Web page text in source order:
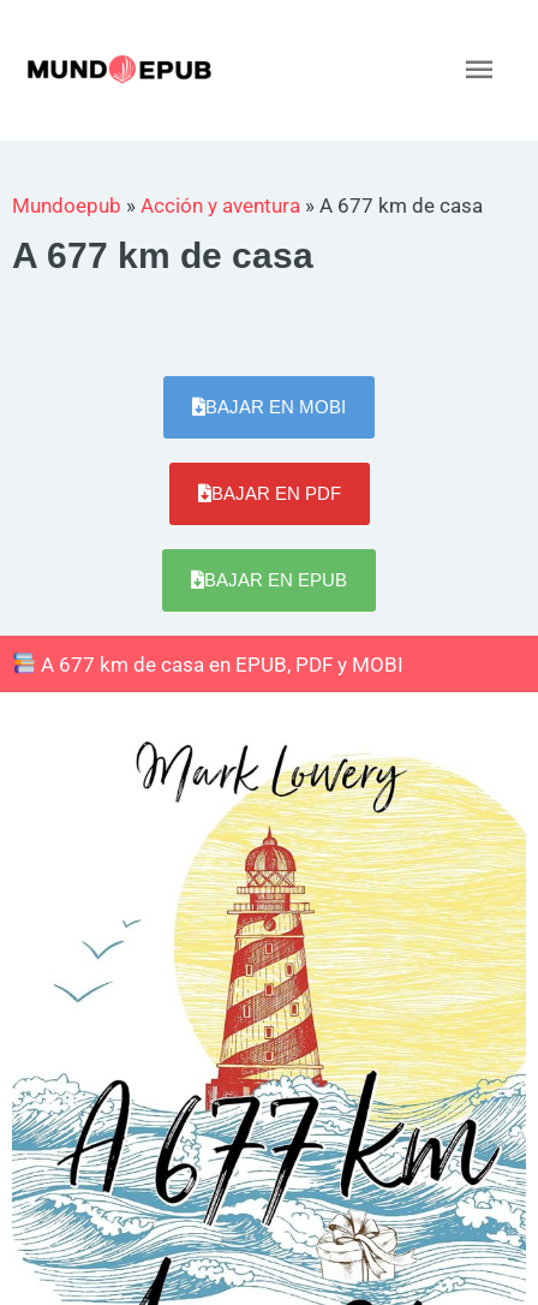
contenido
Mundoepub » Acción y aventura » A 677 km de casa
A 677 km de casa
BAJAR EN MOBI
BAJAR EN PDF
BAJAR EN EPUB
A 677 km de casa en EPUB, PDF y MOBI